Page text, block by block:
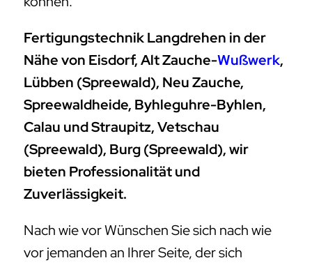
Fertigungstechnik Langdrehen in der
Nähe von Eisdorf, Alt Zauche-Wußwerk,
Lübben (Spreewald), Neu Zauche,
Spreewaldheide, Byhleguhre-Byhlen,
Calau und Straupitz, Vetschau
(Spreewald), Burg (Spreewald), wir
bieten Professionalität und
Zuverlässigkeit.
Nach wie vor Wünschen Sie sich nach wie
vor jemanden an Ihrer Seite, der sich